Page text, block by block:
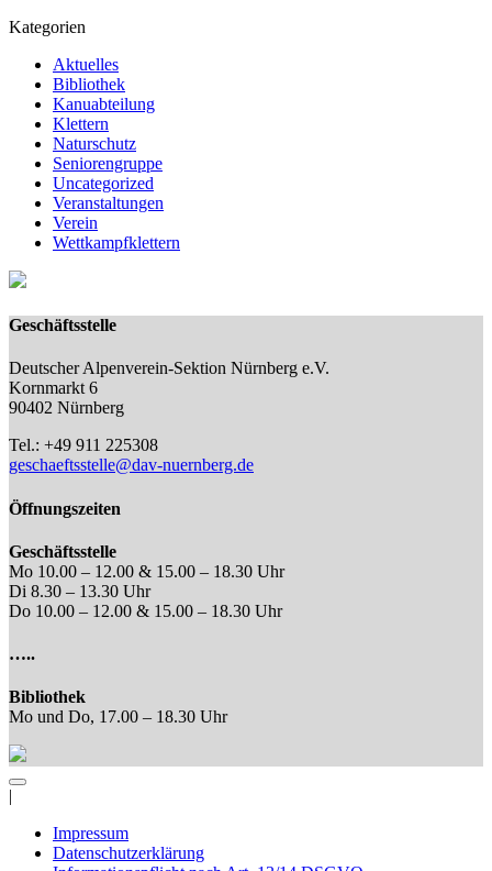
Kategorien
Aktuelles
Bibliothek
Kanuabteilung
Klettern
Naturschutz
Seniorengruppe
Uncategorized
Veranstaltungen
Verein
Wettkampfklettern
Geschäftsstelle
Deutscher Alpenverein-Sektion Nürnberg e.V.
Kornmarkt 6
90402 Nürnberg
Tel.: +49 911 225308
geschaeftsstelle@dav-nuernberg.de
Öffnungszeiten
Geschäftsstelle
Mo 10.00 – 12.00 & 15.00 – 18.30 Uhr
Di 8.30 – 13.30 Uhr
Do 10.00 – 12.00 & 15.00 – 18.30 Uhr
…..
Bibliothek
Mo und Do, 17.00 – 18.30 Uhr
Impressum
Datenschutzerklärung